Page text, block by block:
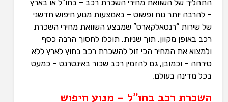
התהליך של השוואת מחירי השכרת רכב – בחו”ל או בארץ
– להרבה יותר נוח ופשוט – באמצעות מנוע חיפוש חדשני
של שירות “רנטאלקארס” שמבצע השוואת מחירי השכרת
רכב באופן מקוון, תוך שניות, תוכלו לחסוך הרבה כסף
ולמצוא את המחיר הכי זול להשכרת רכב בחוץ לארץ ללא
טירחה – וכמובן, גם להזמין רכב שכור באינטרנט – כמעט
בכל מדינה בעולם.
השכרת רכב בחו”ל – מנוע חיפוש